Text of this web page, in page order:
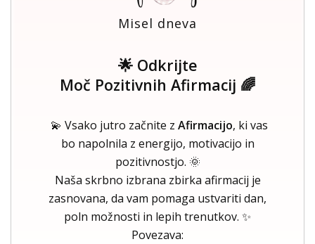
Misel dneva
🌟 Odkrijte
Moč Pozitivnih Afirmacij 🌈
💫 Vsako jutro začnite z Afirmacijo, ki vas
bo napolnila z energijo, motivacijo in
pozitivnostjo. 🌞
Naša skrbno izbrana zbirka afirmacij je
zasnovana, da vam pomaga ustvariti dan,
poln možnosti in lepih trenutkov. ✨
Povezava: